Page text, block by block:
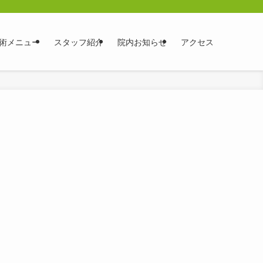
メニュー スタッフ紹介 院内お知らせ アクセス